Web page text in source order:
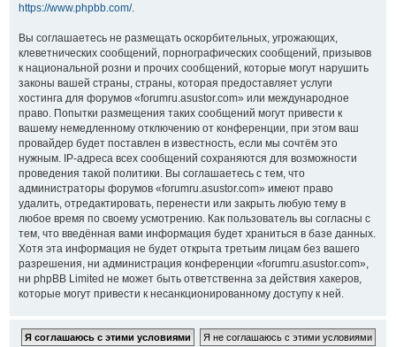
https://www.phpbb.com/.
Вы соглашаетесь не размещать оскорбительных, угрожающих,
клеветнических сообщений, порнографических сообщений, призывов
к национальной розни и прочих сообщений, которые могут нарушить
законы вашей страны, страны, которая предоставляет услуги
хостинга для форумов «forumru.asustor.com» или международное
право. Попытки размещения таких сообщений могут привести к
вашему немедленному отключению от конференции, при этом ваш
провайдер будет поставлен в известность, если мы сочтём это
нужным. IP-адреса всех сообщений сохраняются для возможности
проведения такой политики. Вы соглашаетесь с тем, что
администраторы форумов «forumru.asustor.com» имеют право
удалить, отредактировать, перенести или закрыть любую тему в
любое время по своему усмотрению. Как пользователь вы согласны с
тем, что введённая вами информация будет храниться в базе данных.
Хотя эта информация не будет открыта третьим лицам без вашего
разрешения, ни администрация конференции «forumru.asustor.com»,
ни phpBB Limited не может быть ответственна за действия хакеров,
которые могут привести к несанкционированному доступу к ней.